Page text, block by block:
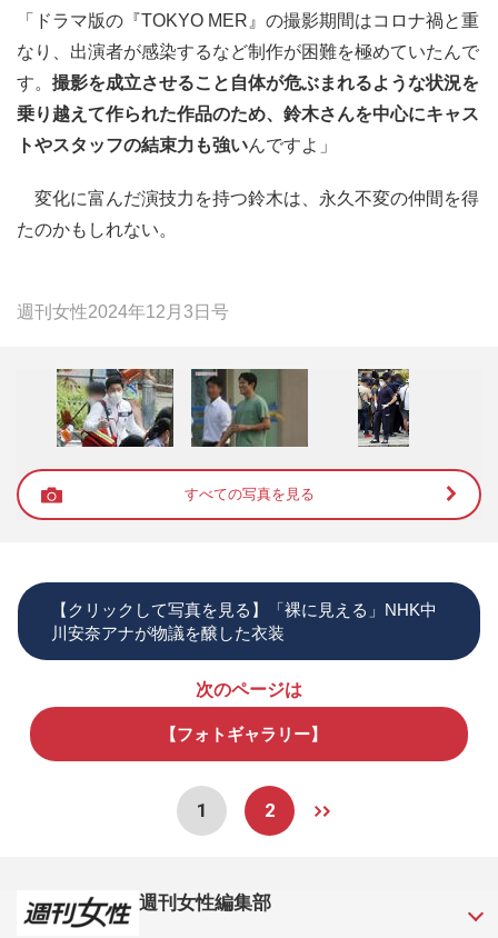
「ドラマ版の『TOKYO MER』の撮影期間はコロナ禍と重
なり、出演者が感染するなど制作が困難を極めていたんで
す。 撮影を成立させること自体が危ぶまれるような状況を
乗り越えて作られた作品のため、鈴木さんを中心にキャス
トやスタッフの結束力も強いんですよ」
変化に富んだ演技力を持つ鈴木は、永久不変の仲間を得
たのかもしれない。
週刊女性2024年12月3日号
すべての写真を見る
【クリックして写真を見る】「裸に見える」NHK中
川安奈アナが物議を醸した衣装
次のページは
【フォトギャラリー】
1 2
週刊女性編集部